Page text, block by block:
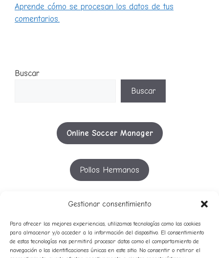
Gestionar consentimiento
Para ofrecer las mejores experiencias, utilizamos tecnologías como las cookies
para almacenar y/o acceder a la información del dispositivo. El consentimiento
de estas tecnologías nos permitirá procesar datos como el comportamiento de
navegación o las identificaciones únicas en este sitio. No consentir o retirar el
Aprende cómo se procesan los datos de tus
comentarios.
Buscar
Buscar
Online Soccer Manager
Pollos Hermanos
YouTube
49º 50º 51º 52º 53º 54º 55º 56º 57º 58º